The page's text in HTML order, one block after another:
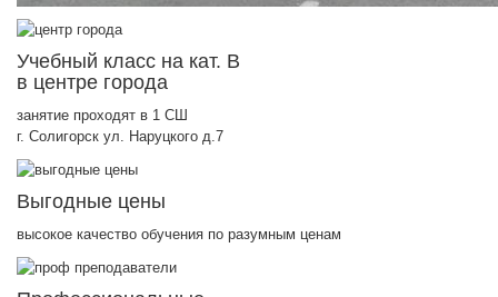
Учебный класс на кат. В
в центре города
занятие проходят в 1 СШ
г. Солигорск ул. Наруцкого д.7
Выгодные цены
высокое качество обучения по разумным ценам